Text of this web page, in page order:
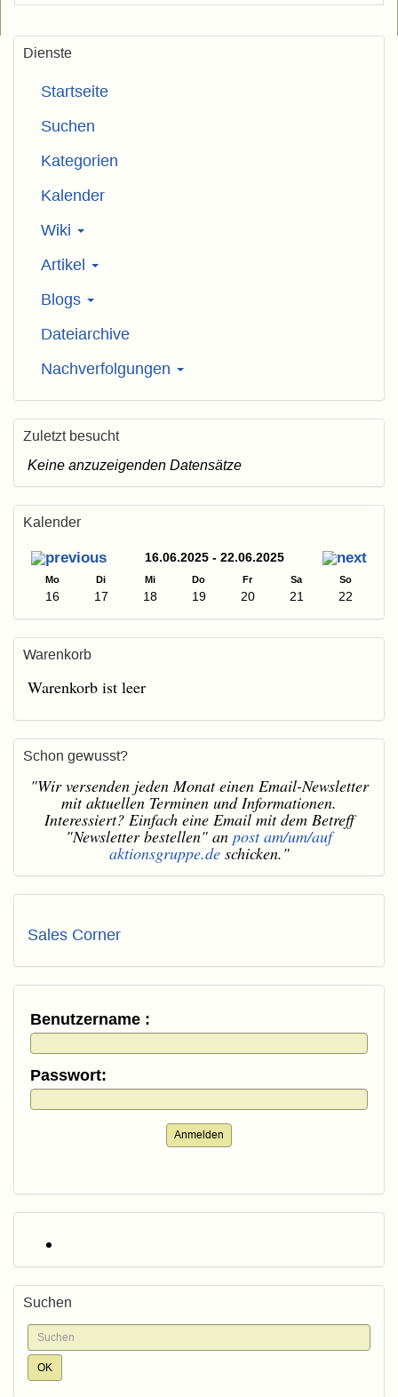
Dienste
Startseite
Suchen
Kategorien
Kalender
Wiki
Artikel
Blogs
Dateiarchive
Nachverfolgungen
Zuletzt besucht
Keine anzuzeigenden Datensätze
Kalender
16.06.2025 - 22.06.2025
Mo Di Mi Do Fr Sa So
16 17 18 19 20 21 22
Warenkorb
Warenkorb ist leer
Schon gewusst?
"Wir versenden jeden Monat einen Email-Newsletter
mit aktuellen Terminen und Informationen.
Interessiert? Einfach eine Email mit dem Betreff
"Newsletter bestellen" an post am/um/auf
aktionsgruppe.deschicken."
Sales Corner
Benutzername :
Passwort:
Anmelden
Suchen